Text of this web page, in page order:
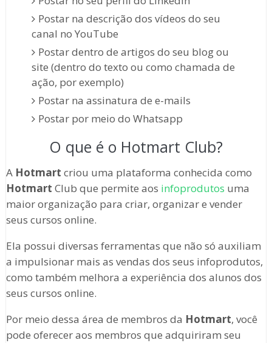
Postar na descrição dos vídeos do seu
canal no YouTube
Postar dentro de artigos do seu blog ou
site (dentro do texto ou como chamada de
ação, por exemplo)
Postar na assinatura de e-mails
Postar por meio do Whatsapp
O que é o Hotmart Club?
A Hotmart criou uma plataforma conhecida como
Hotmart Club que permite aos infoprodutos uma
maior organização para criar, organizar e vender
seus cursos online.
Ela possui diversas ferramentas que não só auxiliam
a impulsionar mais as vendas dos seus infoprodutos,
como também melhora a experiência dos alunos dos
seus cursos online.
Por meio dessa área de membros da Hotmart, você
pode oferecer aos membros que adquiriram seu